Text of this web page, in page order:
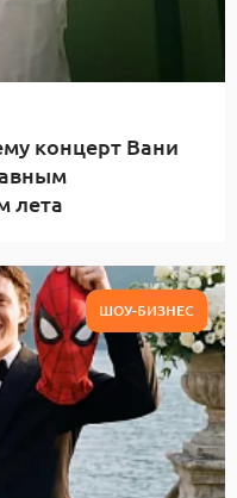
концерт Вани
лета
ШОУ-БИЗНЕС